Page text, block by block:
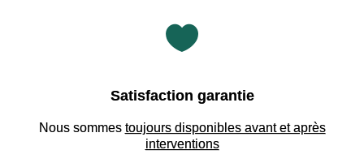

Satisfaction garantie
Nous sommes toujours disponibles avant et après
interventions